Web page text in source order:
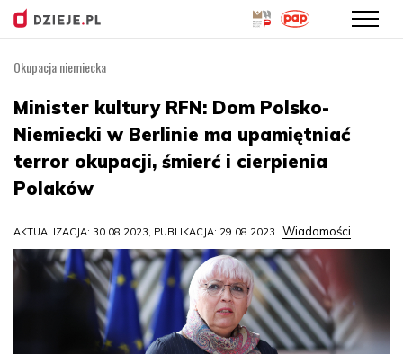
treści
Okupacja niemiecka
Minister kultury RFN: Dom Polsko-
Niemiecki w Berlinie ma upamiętniać
terror okupacji, śmierć i cierpienia
Polaków
AKTUALIZACJA: 30.08.2023, PUBLIKACJA: 29.08.2023 Wiadomości